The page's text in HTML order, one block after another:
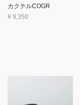
カクテルCOGR
¥ 9,350